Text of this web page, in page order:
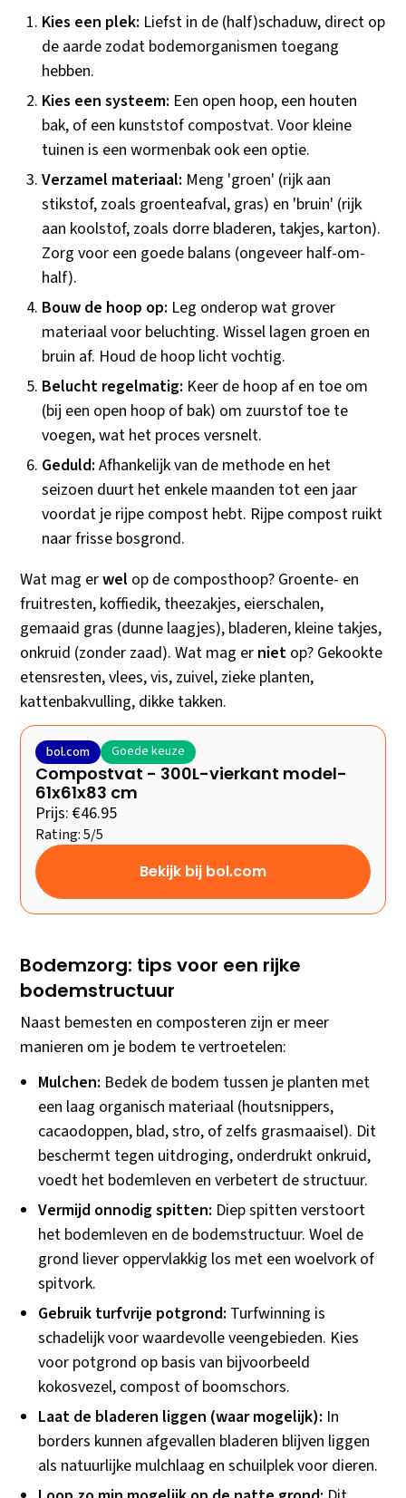
Kies een plek: Liefst in de (half)schaduw, direct op
de aarde zodat bodemorganismen toegang
hebben.
Kies een systeem: Een open hoop, een houten
bak, of een kunststof compostvat. Voor kleine
tuinen is een wormenbak ook een optie.
Verzamel materiaal: Meng 'groen' (rijk aan
stikstof, zoals groenteafval, gras) en 'bruin' (rijk
aan koolstof, zoals dorre bladeren, takjes, karton).
Zorg voor een goede balans (ongeveer half-om-
half).
Bouw de hoop op: Leg onderop wat grover
materiaal voor beluchting. Wissel lagen groen en
bruin af. Houd de hoop licht vochtig.
Belucht regelmatig: Keer de hoop af en toe om
(bij een open hoop of bak) om zuurstof toe te
voegen, wat het proces versnelt.
Geduld: Afhankelijk van de methode en het
seizoen duurt het enkele maanden tot een jaar
voordat je rijpe compost hebt. Rijpe compost ruikt
naar frisse bosgrond.
Wat mag erwel op de composthoop? Groente- en
fruitresten, koffiedik, theezakjes, eierschalen,
gemaaid gras (dunne laagjes), bladeren, kleine takjes,
onkruid (zonder zaad). Wat mag er niet op? Gekookte
etensresten, vlees, vis, zuivel, zieke planten,
kattenbakvulling, dikke takken.
bol.com Goede keuze
Compostvat - 300L-vierkant model-
61x61x83 cm
Prijs: €46.95
Rating: 5/5
Bekijk bij bol.com
Bodemzorg: tips voor een rijke
bodemstructuur
Naast bemesten en composteren zijn er meer
manieren om je bodem te vertroetelen:
Mulchen: Bedek de bodem tussen je planten met
een laag organisch materiaal (houtsnippers,
cacaodoppen, blad, stro, of zelfs grasmaaisel). Dit
beschermt tegen uitdroging, onderdrukt onkruid,
voedt het bodemleven en verbetert de structuur.
Vermijd onnodig spitten: Diep spitten verstoort
het bodemleven en de bodemstructuur. Woel de
grond liever oppervlakkig los met een woelvork of
spitvork.
Gebruik turfvrije potgrond: Turfwinning is
schadelijk voor waardevolle veengebieden. Kies
voor potgrond op basis van bijvoorbeeld
kokosvezel, compost of boomschors.
Laat de bladeren liggen (waar mogelijk): In
borders kunnen afgevallen bladeren blijven liggen
als natuurlijke mulchlaag en schuilplek voor dieren.